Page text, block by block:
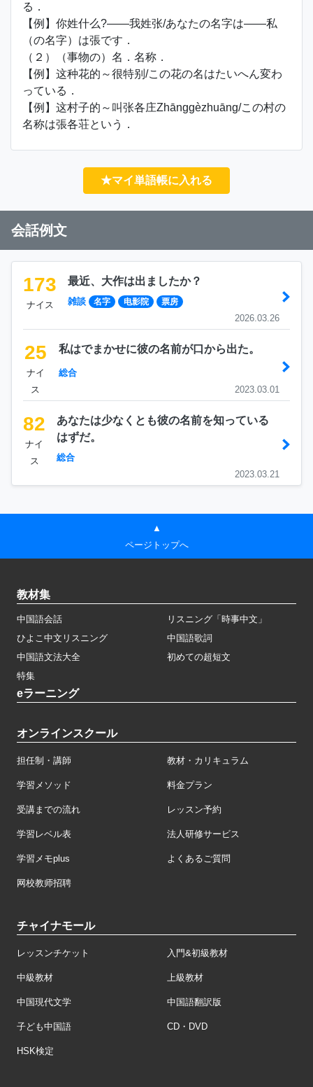
る．
【例】你姓什么?――我姓张/あなたの名字は――私
（の名字）は張です．
（２）（事物の）名．名称．
【例】这种花的～很特别/この花の名はたいへん変わ
っている．
【例】这村子的～叫张各庄Zhānggèzhuāng/この村の
名称は張各荘という．
★マイ単語帳に入れる
会話例文
173
ナイス
最近、大作は出ましたか？
雑談 名字 电影院 票房
2026.03.26
25
ナイ
ス
私はでまかせに彼の名前が口から出た。
総合
2023.03.01
82
ナイ
ス
あなたは少なくとも彼の名前を知っている
はずだ。
総合
2023.03.21
▲
ページトップへ
教材集
中国語会話
リスニング「時事中文」
ひよこ中文リスニング
中国語歌詞
中国語文法大全
初めての超短文
特集
eラーニング
オンラインスクール
担任制・講師 教材・カリキュラム
学習メソッド 料金プラン
受講までの流れ レッスン予約
学習レベル表 法人研修サービス
学習メモplus よくあるご質問
网校教师招聘
チャイナモール
レッスンチケット 入門&初級教材
中級教材 上級教材
中国現代文学 中国語翻訳版
子ども中国語 CD・DVD
HSK検定